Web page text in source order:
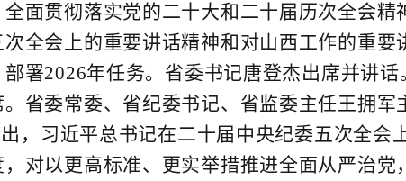
全面贯彻落实党的二十大和二十届历次全会
次全会上的重要讲话精神和对山西工作的重
部署2026年任务。省委书记唐登杰出席并讲
省委常委、省纪委书记、省监委主任王拥军
，习近平总书记在二十届中央纪委五次全会
，对以更高标准、更实举措推进全面从严治